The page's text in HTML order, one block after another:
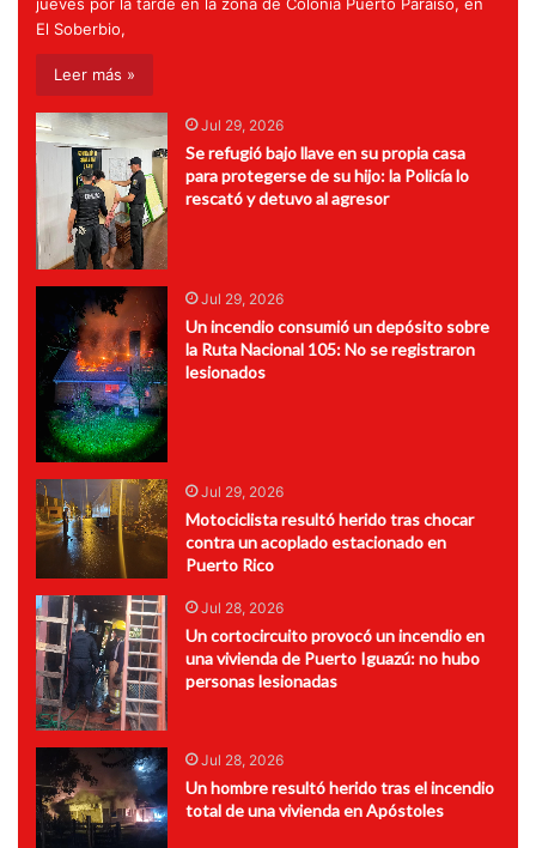
El Soberbio,
Leer más »
Jul 29, 2026
Se refugió bajo llave en su propia casa
para protegerse de su hijo: la Policía lo
rescató y detuvo al agresor
Jul 29, 2026
Un incendio consumió un depósito sobre
la Ruta Nacional 105: No se registraron
lesionados
Jul 29, 2026
Motociclista resultó herido tras chocar
contra un acoplado estacionado en
Puerto Rico
Jul 28, 2026
Un cortocircuito provocó un incendio en
una vivienda de Puerto Iguazú: no hubo
personas lesionadas
Jul 28, 2026
Un hombre resultó herido tras el incendio
total de una vivienda en Apóstoles